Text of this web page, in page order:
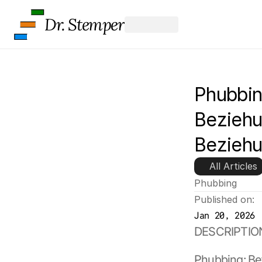
All Articles
Phubbing
Published on:
Jan 20, 2026
Dr. Stemper